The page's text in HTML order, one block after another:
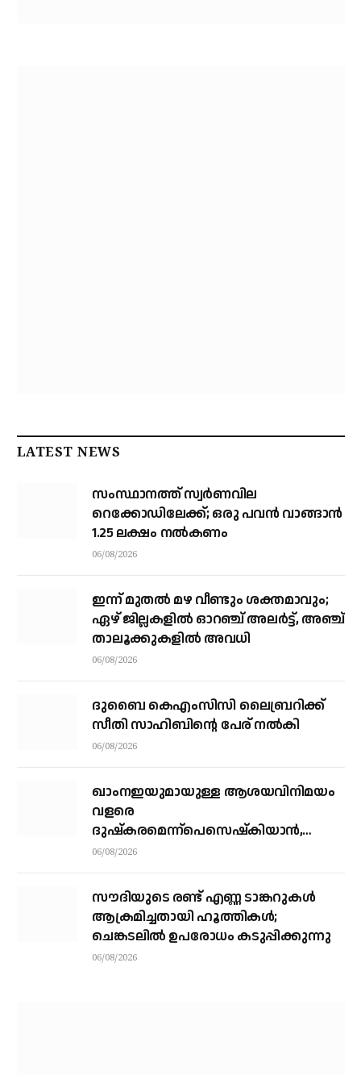
LATEST NEWS
സംസ്ഥാനത്ത് സ്വര്‍ണവില
റെക്കോഡിലേക്ക്; ഒരു പവന്‍ വാങ്ങാന്‍
1.25 ലക്ഷം നല്‍കണം
06/08/2026
ഇന്ന് മുതല്‍ മഴ വീണ്ടും ശക്തമാവും;
ഏഴ് ജില്ലകളില്‍ ഓറഞ്ച് അലര്‍ട്ട്, അഞ്ച്
താലൂക്കുകളില്‍ അവധി
06/08/2026
ദുബൈ കെഎംസിസി ലൈബ്രറിക്ക്
സീതി സാഹിബിന്റെ പേര് നല്‍കി
06/08/2026
ഖാംനഇയുമായുള്ള ആശയവിനിമയം
വളരെ
ദുഷ്‌കരമെന്ന്പെസെഷ്‌കിയാന്‍,
രാജിവെക്കില്ലെന്നും പ്രസിഡന്റ്
06/08/2026
സൗദിയുടെ രണ്ട് എണ്ണ ടാങ്കറുകൾ
ആക്രമിച്ചതായി ഹൂത്തികൾ;
ചെങ്കടലിൽ ഉപരോധം കടുപ്പിക്കുന്നു
06/08/2026